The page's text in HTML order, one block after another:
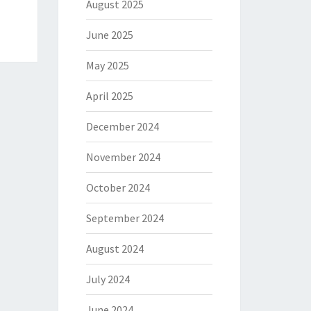
August 2025
June 2025
May 2025
April 2025
December 2024
November 2024
October 2024
September 2024
August 2024
July 2024